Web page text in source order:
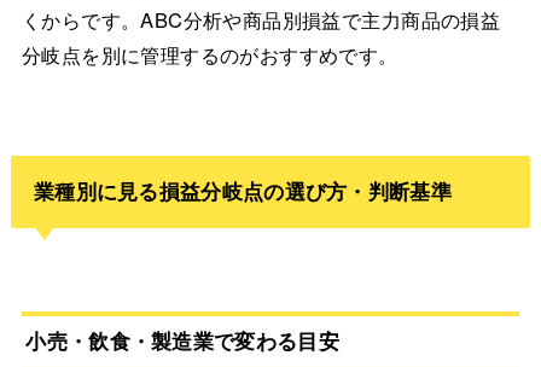
くからです。ABC分析や商品別損益で主力商品の損益
分岐点を別に管理するのがおすすめです。
業種別に見る損益分岐点の選び方・判断基準
小売・飲食・製造業で変わる目安